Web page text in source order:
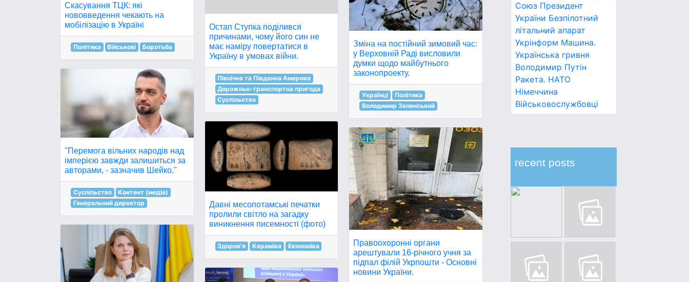
Союз Президент
України Безпілотний
літальний апарат
Укрінформ Машина.
Українська гривня
Володимир Путін
Ракета. НАТО
Німеччина
Військовослужбовці
recent posts
Скасування ТЦК: які
нововведення чекають на
мобілізацію в Україні
Політика Військові Боротьба
"Перемога вільних народів над
імперією завжди залишиться за
авторами, - зазначив Шейко."
Суспільство
Контент (медіа)
Генеральний директор
Остап Ступка поділився
причинами, чому його син не
має наміру повертатися в
Україну в умовах війни.
Північна та Південна Америка
Дорожньо-транспортна пригода
Суспільство
Давні месопотамські печатки
пролили світло на загадку
виникнення писемності (фото)
Здоров'я Кераміка Економіка
Зміна на постійний зимовий час:
у Верховній Раді висловили
думки щодо майбутнього
законопроекту.
Українці
Політика
Володимир Зеленський
Правоохоронні органи
арештували 16-річного учня за
підпал філій Укрпошти - Основні
новини України.